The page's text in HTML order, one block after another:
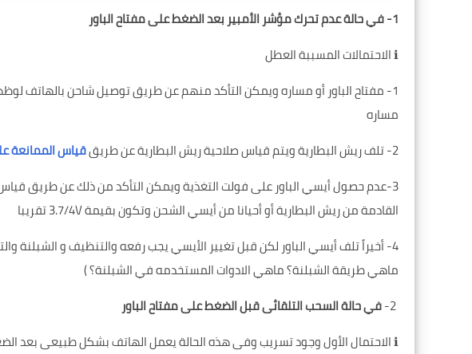
1- في حالة عدم تحرك مؤشر الأمبير بعد الضغط على مفتاح الباور
ℹ️ الاحتمالات المسببة العطل
1- مفتاح الباور أو مساره ويمكن التأكد منهم عن طريق توصيل شاحن بالهاتف
مساره
2- تلف ريش البطارية ويتم قياس صلاحية ريش البطارية عن طريق
قياس الممانعة
3-عدم حصول أيسي الباور على فولت التغذية ويمكن التأكد من ذلك عن طريق
القادمة من ريش البطارية أو أحيانا من أيسي الشحن وتكون بقيمة 3.7/4V تقريبا
4- أخيراً تلف أيسي الباور لكن قبل تغيير الأيسي يجب رفعه والتنظيف و الشبلنة والتجربة مره أخرى ( يمكنك زيارة درس
ماهي طريقة الشبلنة؟ ماهي الادوات المستخدمه في الشبلنة؟)
في حالة السحب التلقائى قبل الضغط على مفتاح الباور
ℹ️ الاحتمال الأول وجود تسريب وفى هذه الحالة يعمل الهاتف بشكل طبيعى بعد الضغط على مفتاح الباور